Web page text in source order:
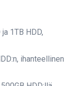
1TB HDD,
ihanteellinen